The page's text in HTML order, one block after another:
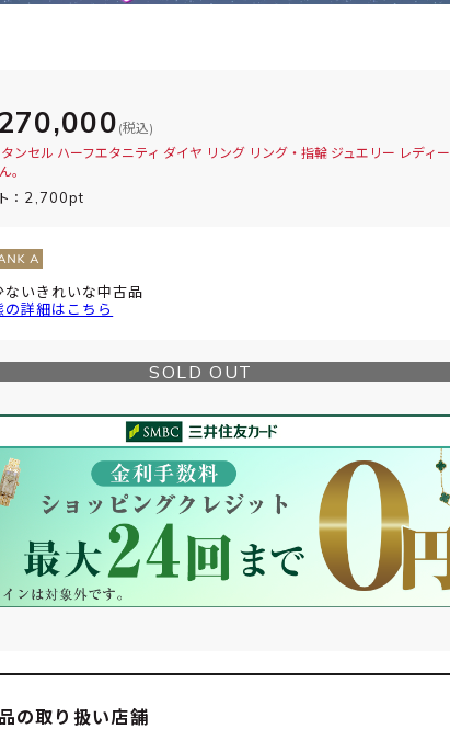
(税込)
タンセル ハーフエタニティ ダイヤ リング リング・指輪 ジュエリー レディ
。
： 2,700pt
ないきれいな中古品
詳細はこちら
SOLD OUT
の取り扱い店舗